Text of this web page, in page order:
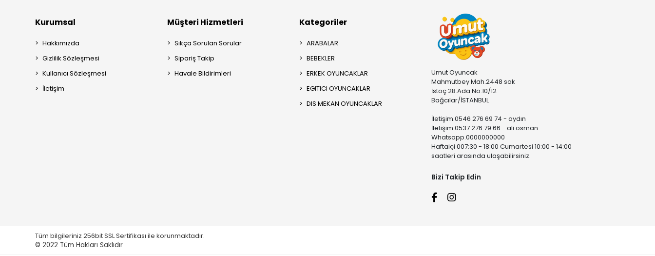
Kurumsal
Hakkımızda
Gizlilik Sözleşmesi
Kullanıcı Sözleşmesi
İletişim
Müşteri Hizmetleri
Sıkça Sorulan Sorular
Sipariş Takip
Havale Bildirimleri
Kategoriler
ARABALAR
BEBEKLER
ERKEK OYUNCAKLAR
EGITICI OYUNCAKLAR
DIS MEKAN OYUNCAKLAR
Umut Oyuncak
Mahmutbey Mah.2448 sok
İstoç 28.Ada No:10/12
Bağcılar/İSTANBUL
İletişim.0546 276 69 74 - aydın
İletişim.0537 276 79 66 - ali osman
Whatsapp.0000000000
Haftaiçi 007:30 - 18:00 Cumartesi 10:00 - 14:00
saatleri arasında ulaşabilirsiniz.
Bizi Takip Edin
Tüm bilgileriniz 256bit SSL Sertifikası ile korunmaktadır.
© 2022 Tüm Hakları Saklıdır